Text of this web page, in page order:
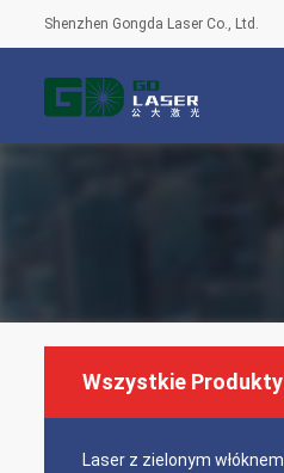
Shenzhen Gongda Laser Co., Ltd.
Wszystkie Produkty
Laser z zielonym włóknem